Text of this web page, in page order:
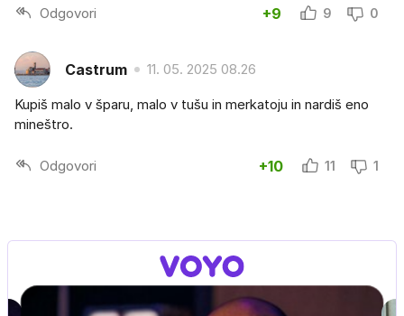
Odgovori +9 9 0
Castrum 11. 05. 2025 08.26
Kupiš malo v šparu, malo v tušu in merkatoju in nardiš eno
mineštro.
Odgovori +10 11 1